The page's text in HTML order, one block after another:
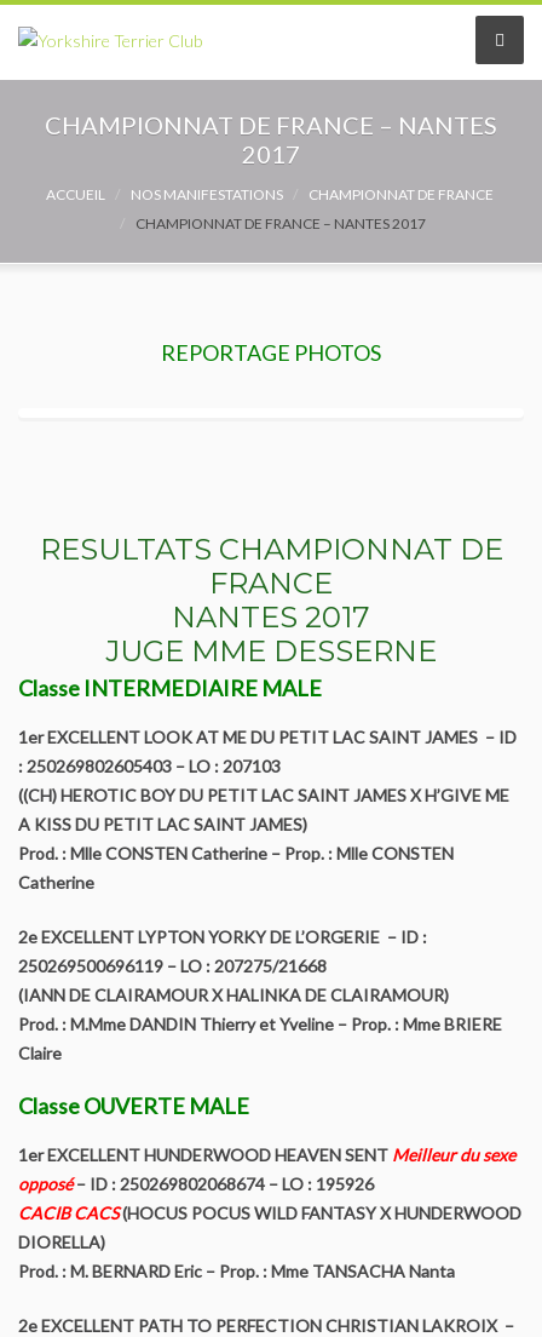
Les délégués
Le standard et les points de non confirmation
La morphologie en images
La formule dentaire
Parlons texture et couleur
Les couleurs de la robe chez le chien
Dépistage radiographique -Rotules- Cotations et Tan
Conseils de toilettage
Le Biewer
L’origine du Biewer Terrier
Le standard du Biewer Terrier
Points de Non Confirmation du BT
CHAMPIONNAT DE FRANCE – NANTES
2017
ACCUEIL NOS MANIFESTATIONS
CHAMPIONNAT DE FRANCE
CHAMPIONNAT DE FRANCE – NANTES 2017
REPORTAGE PHOTOS
RESULTATS CHAMPIONNAT DE
FRANCE
NANTES 2017
JUGE MME DESSERNE
Classe INTERMEDIAIRE MALE
1er EXCELLENT LOOK AT ME DU PETIT LAC SAINT JAMES – ID
: 250269802605403 – LO : 207103
((CH) HEROTIC BOY DU PETIT LAC SAINT JAMES X H’GIVE ME
A KISS DU PETIT LAC SAINT JAMES)
Prod. : Mlle CONSTEN Catherine – Prop. : Mlle CONSTEN
Catherine
2e EXCELLENT LYPTON YORKY DE L’ORGERIE – ID :
250269500696119 – LO : 207275/21668
(IANN DE CLAIRAMOUR X HALINKA DE CLAIRAMOUR)
Prod. : M.Mme DANDIN Thierry et Yveline – Prop. : Mme BRIERE
Claire
Classe OUVERTE MALE
1er EXCELLENT HUNDERWOOD HEAVEN SENT Meilleur du sexe
opposé– ID : 250269802068674 – LO : 195926
CACIB CACS(HOCUS POCUS WILD FANTASY X HUNDERWOOD
DIORELLA)
Prod. : M. BERNARD Eric – Prop. : Mme TANSACHA Nanta
2e EXCELLENT PATH TO PERFECTION CHRISTIAN LAKROIX –